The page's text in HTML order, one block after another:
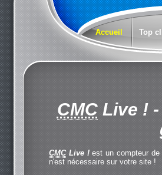
Accueil Top
CMCLive !-
CMCLive !est un compteur de
n'est nécessaire sur votre site !